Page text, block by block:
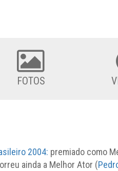
FOTOS
2004: premiado como
ainda a Melhor Ator (